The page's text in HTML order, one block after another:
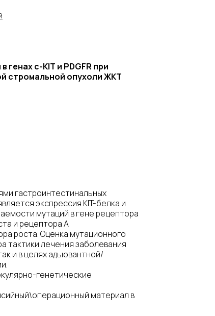
с-KIT и PDGFR при
стромальной опухоли ЖКТ
гастроинтестинальных
экспрессия KIT-белка и
мутаций в гене рецептора
и рецептора А
роста. Оценка мутационного
тактики лечения заболевания
и в целях адьювантной/
генетические
материал в